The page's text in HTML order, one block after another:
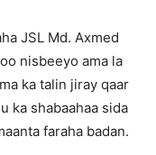
JSL Md. Axmed
nisbeeyo ama la
ka talin jiray qaar
ka shabaahaa sida
faraha badan.